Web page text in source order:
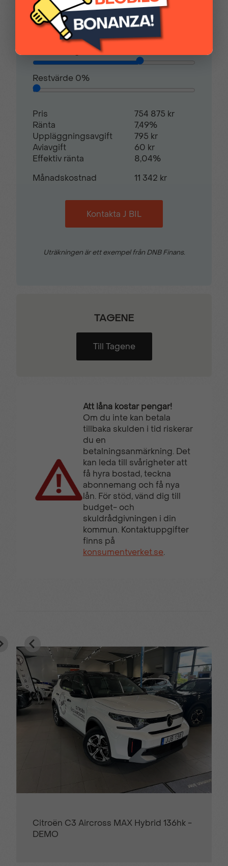
Högt placerat
bromsljus
Justerbar ratt
Justerbart förarsäte
Keyless lås- &
Komfortmellanvägg
Läderklädd
multifunktionsratt
Navigation
Parkeringssensorer
Parkeringssensorer
Radio
Regnsensor Servostyrning
Uppvärmt förarsäte
VAEB (Videoassisterad
Autobroms)
Visiopark 180°
Backkamera
Kontantinsats188 718,00 kr
Avbetalningstid60
Restvärde 0%
Pris
754 875 kr
Ränta
7,49%
Uppläggningsavgift
795 kr
Aviavgift
60 kr
Effektiv ränta
8,04%
Månadskostnad
11 342 kr
Kontakta J BIL
Uträkningen är ett exempel från DNB Finans.
TAGENE
Till Tagene
Att låna kostar pengar!
Om du inte kan betala
tillbaka skulden i tid riskerar
du en
betalningsanmärkning. Det
kan leda till svårigheter att
få hyra bostad, teckna
abonnemang och få nya
lån. För stöd, vänd dig till
budget- och
skuldrådgivningen i din
kommun. Kontaktuppgifter
finns på
konsumentverket.se.
Citroën C3 Aircross MAX Hybrid 136hk -
DEMO